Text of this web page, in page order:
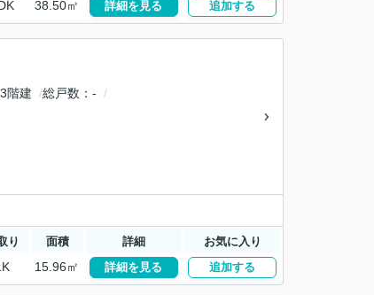
38.50㎡ 詳細を見る 追加する
3階建 総戸数
-
り 面積 詳細 お気に入り
15.96㎡ 詳細を見る 追加する